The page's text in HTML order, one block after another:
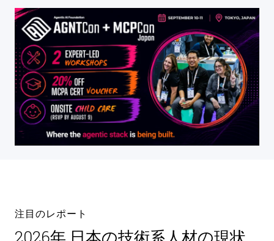
注目のレポート
2026年 日本の技術系人材の現状